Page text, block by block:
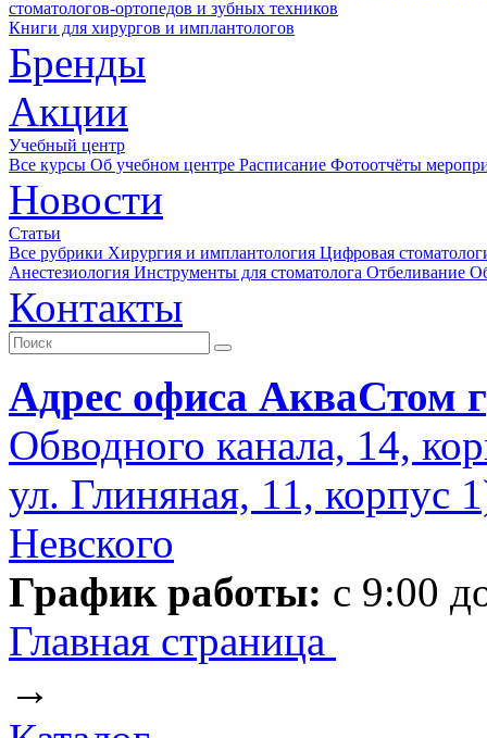
стоматологов-ортопедов и зубных техников
Книги для хирургов и имплантологов
Бренды
Акции
Учебный центр
Все курсы Об учебном центре Расписание Фотоотчёты
Новости
Статьи
Все рубрики Хирургия и имплантология Цифровая
Анестезиология Инструменты для стоматолога Отбеливание
Контакты
Адрес офиса АкваСтом
Обводного канала, 14,
ул. Глиняная, 11, корпус
Невского
График работы: с 9:00
Главная страница
→